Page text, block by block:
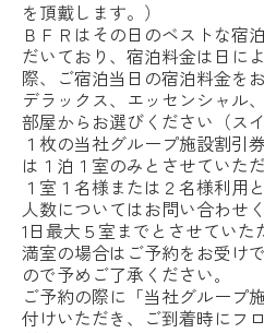
を頂戴します。）
ＢＦＲはその日のベストな宿
だいており、宿泊料金は日に
際、ご宿泊当日の宿泊料金を
デラックス、エッセンシャル
部屋からお選びください（ス
１枚の当社グループ施設割引
は１泊１室のみとさせていただ
１室１名様または２名様利用
人数についてはお問い合わせく
1日最大５室までとさせていた
満室の場合はご予約をお受け
ので予めご了承ください｡
ご予約の際に「当社グループ
付けいただき、ご到着時にフ